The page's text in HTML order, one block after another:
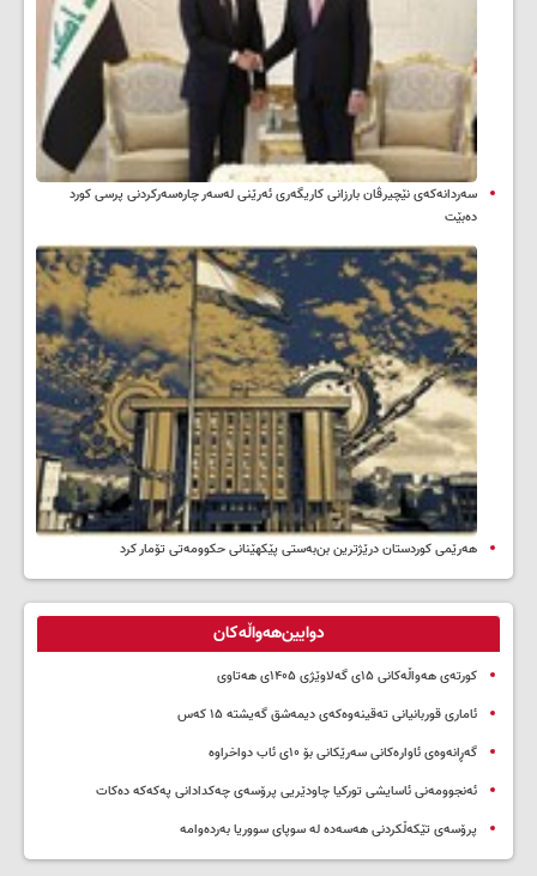
سه‌ردانه‌کەی نێچیرڤان بارزانی كاریگه‌ری ئه‌رێنی له‌سه‌ر چاره‌سه‌ركردنی پرسی كورد
ده‌بێت
هەرێمی کوردستان درێژترین بن‌بەستی پێکهێنانی حکوومەتی تۆمار کرد
دوایین‌هەواڵەکان
کورتەی هەواڵەکانی ۱۵ی گەلاوێژی ۱۴۰۵ی هەتاوی
ئاماری قوربانیانی تەقینەوەکەی دیمەشق گەیشتە ۱۵ کەس
گەڕانەوەی ئاوارەکانی سەرێکانی بۆ ۱۰ی ئاب دواخراوە
ئەنجوومەنی ئاسایشی تورکیا چاودێریی پرۆسەی چەکدادانی پەکەکە دەکات
پرۆسەی تێکەڵکردنی هەسەدە لە سوپای سووریا بەردەوامە